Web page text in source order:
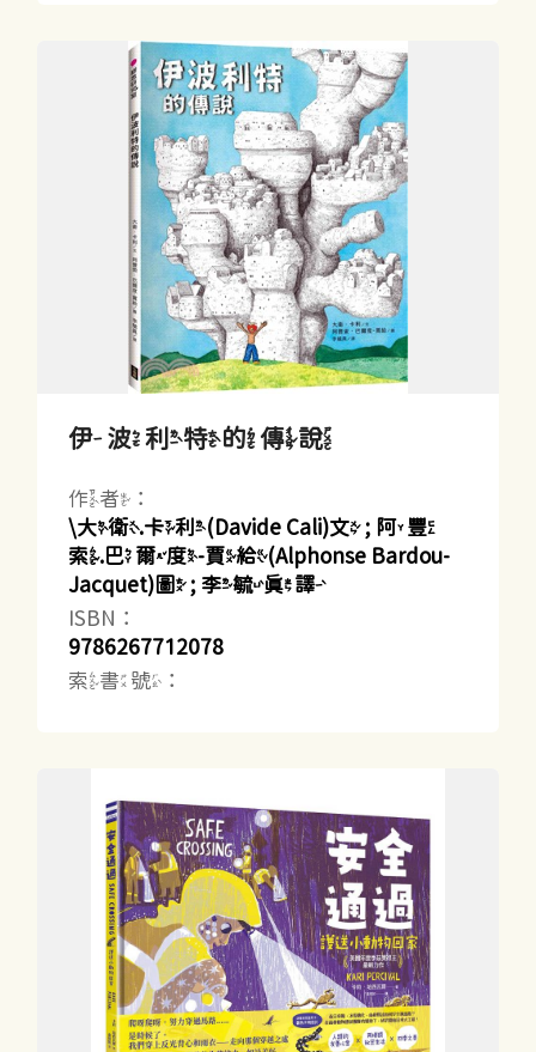
伊波利特的傳說
作者：
\大衛.卡利(Davide Cali)文 ; 阿豐
索.巴爾度-賈給(Alphonse Bardou-
Jacquet)圖 ; 李毓真譯
ISBN：
9786267712078
索書號：